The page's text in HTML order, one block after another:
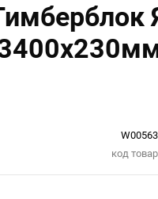
код